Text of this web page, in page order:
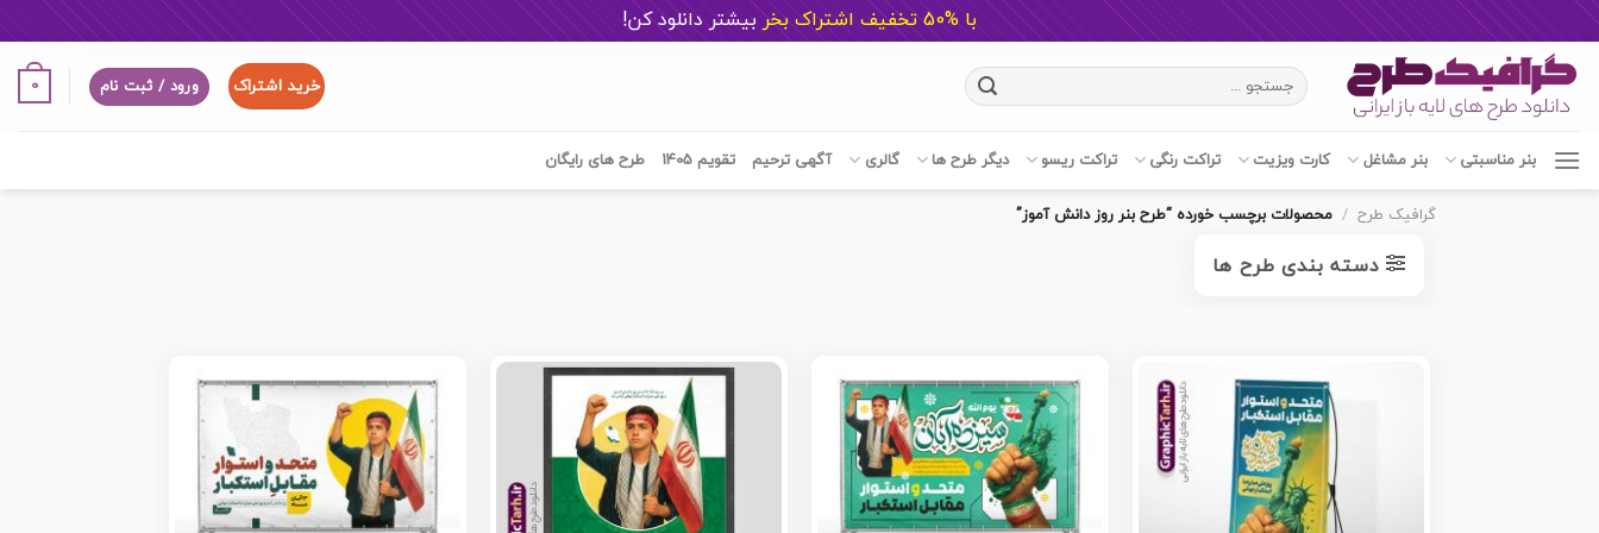
با %50 تخفیف اشتراک بخر بیشتر دانلود کن!
content
جستجو
برای:
خرید اشتراک ورود / ثبت نام 0
بنر مناسبتی بنر مشاغل کارت ویزیت تراکت رنگی تراکت ریسو دیگر طرح ها گالری آگهی ترحیم تقویم 1405 طرح های رایگان
گرافیک طرح / محصولات برچسب خورده “طرح بنر روز دانش آموز”
دسته بندی طرح ها